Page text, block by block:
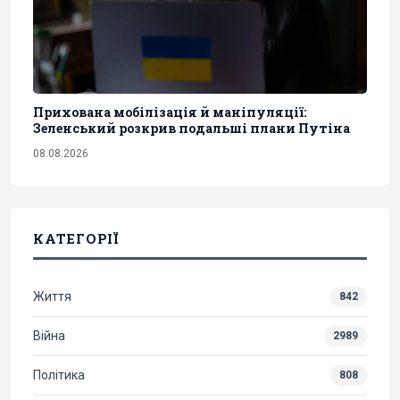
Прихована мобілізація й маніпуляції:
Зеленський розкрив подальші плани Путіна
08.08.2026
КАТЕГОРІЇ
Життя 842
Війна 2989
Політика 808